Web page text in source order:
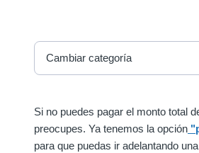
Cambiar categoría
Si no puedes pagar el monto total
preocupes. Ya tenemos la opción
para que puedas ir adelantando